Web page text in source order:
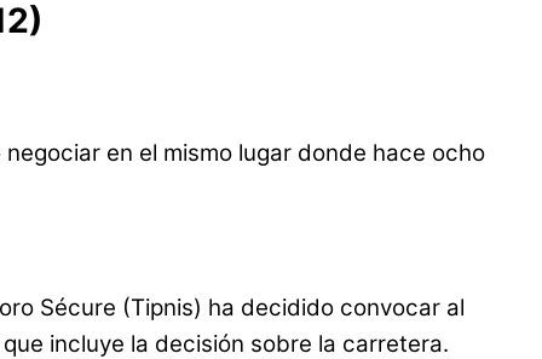
en el mismo lugar donde hace ocho
Sécure (Tipnis) ha decidido convocar al
incluye la decisión sobre la carretera.